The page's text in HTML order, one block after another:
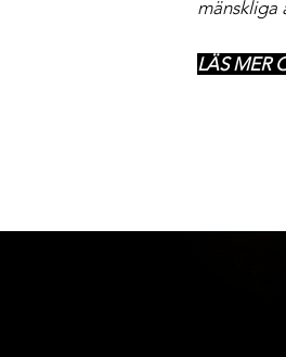
mänskliga
LÄS MER